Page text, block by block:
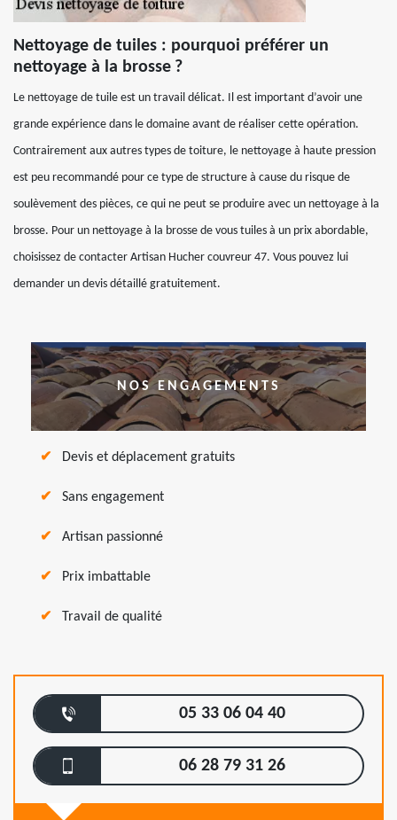
Nettoyage de tuiles : pourquoi préférer un
nettoyage à la brosse ?
Le nettoyage de tuile est un travail délicat. Il est important d’avoir une
grande expérience dans le domaine avant de réaliser cette opération.
Contrairement aux autres types de toiture, le nettoyage à haute pression
est peu recommandé pour ce type de structure à cause du risque de
soulèvement des pièces, ce qui ne peut se produire avec un nettoyage à la
brosse. Pour un nettoyage à la brosse de vous tuiles à un prix abordable,
choisissez de contacter Artisan Hucher couvreur 47. Vous pouvez lui
demander un devis détaillé gratuitement.
NOS ENGAGEMENTS
Devis et déplacement gratuits
Sans engagement
Artisan passionné
Prix imbattable
Travail de qualité
05 33 06 04 40
06 28 79 31 26